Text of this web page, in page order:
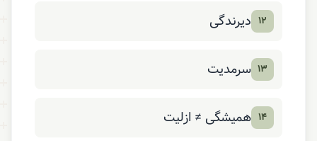
۱۲ دیرندگی
۱۳ سرمدیت
۱۴ همیشگی ≠ ازلیت